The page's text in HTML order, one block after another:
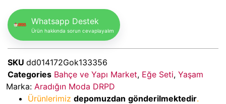
Whatsapp Destek
Ürün hakkında sorun cevaplayalım
SKU dd014172Gok133356
Categories Bahçe ve Yapı Market, Eğe Seti, Yaşam
Marka: Aradığın Moda DRPD
Ürünlerimiz depomuzdan gönderilmektedir.